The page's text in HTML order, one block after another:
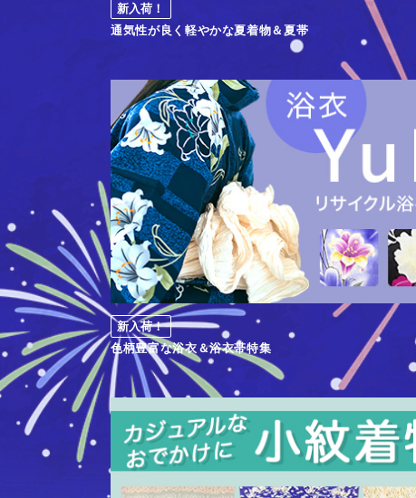
新入荷！
通気性が良く軽やかな夏着物＆夏帯
新入荷！
色柄豊富な浴衣＆浴衣帯特集